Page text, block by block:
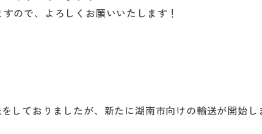
ので、よろしくお願いいたします！
しておりましたが、新たに湖南市向けの輸送が開始し